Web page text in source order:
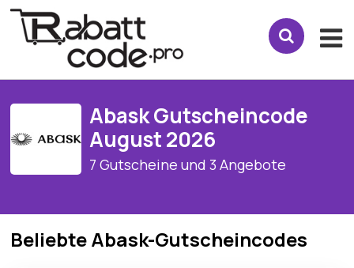
Abask Gutscheincode
August 2026
7 Gutscheine und 3 Angebote
Beliebte Abask-Gutscheincodes